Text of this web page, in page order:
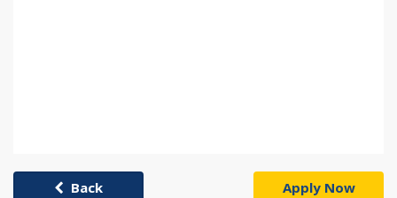
Back Apply Now